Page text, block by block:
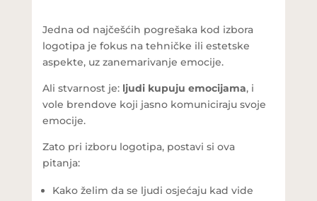
Jedna od najčešćih pogrešaka kod izbora
logotipa je fokus na tehničke ili estetske
aspekte, uz zanemarivanje emocije.
Ali stvarnost je: ljudi kupuju emocijama, i
vole brendove koji jasno komuniciraju svoje
emocije.
Zato pri izboru logotipa, postavi si ova
pitanja:
Kako želim da se ljudi osjećaju kad vide